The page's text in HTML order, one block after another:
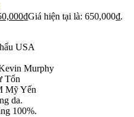
₫Giá hiện tại là: 650,000₫.
USA
Murphy
Tổn
Mỹ Yến
da.
100%.